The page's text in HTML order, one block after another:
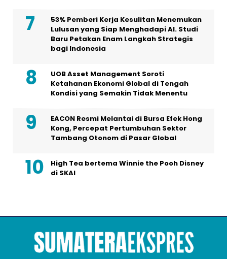
53% Pemberi Kerja Kesulitan Menemukan
Lulusan yang Siap Menghadapi AI. Studi
Baru Petakan Enam Langkah Strategis
bagi Indonesia
UOB Asset Management Soroti
Ketahanan Ekonomi Global di Tengah
Kondisi yang Semakin Tidak Menentu
EACON Resmi Melantai di Bursa Efek Hong
Kong, Percepat Pertumbuhan Sektor
Tambang Otonom di Pasar Global
High Tea bertema Winnie the Pooh Disney
di SKAI